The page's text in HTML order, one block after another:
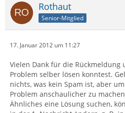
Rothaut
Senior-Mitglied
17. Januar 2012 um 11:27
Vielen Dank für die Rückmeldung
Problem selber lösen konntest.
nichts, was kein Spam ist, aber
Problem anschaulicher zu
Ähnliches eine Lösung suchen,